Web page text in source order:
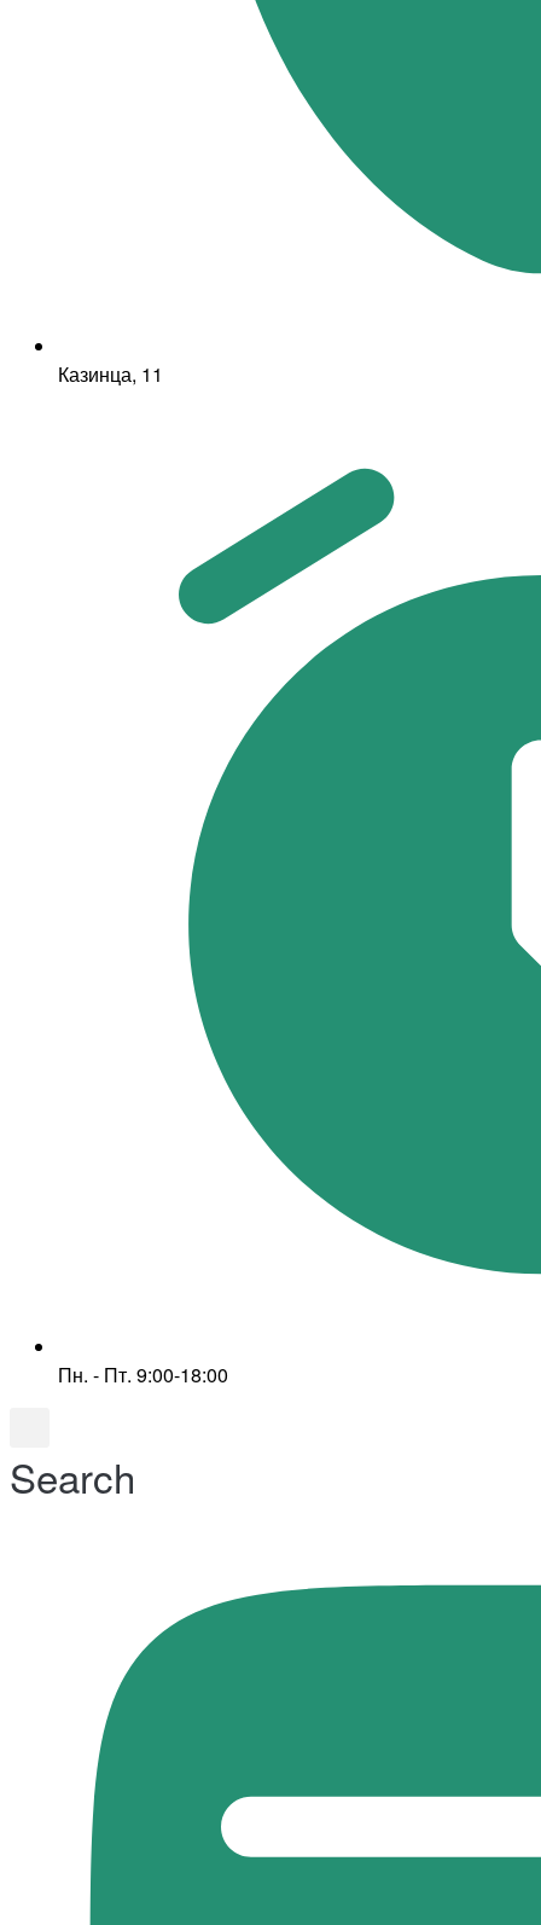
Казинца, 11
Пн. - Пт. 9:00-18:00
Search